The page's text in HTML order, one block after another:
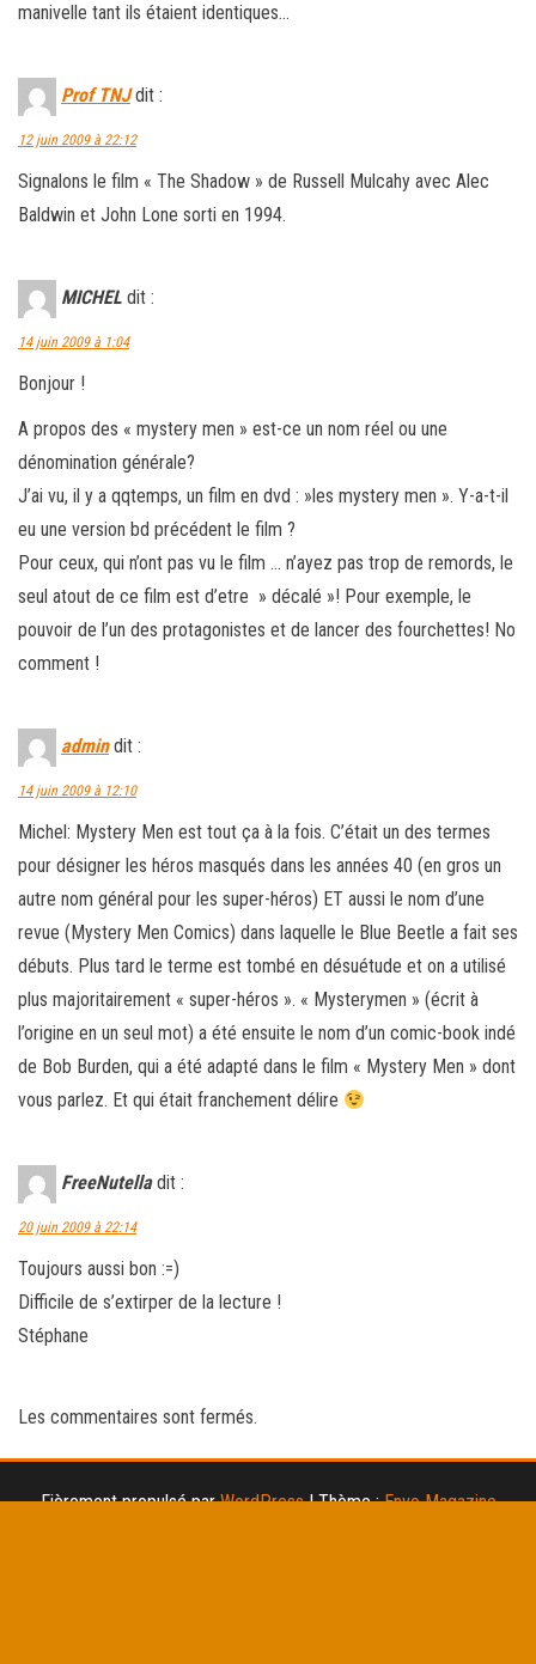
manivelle tant ils étaient identiques…
Prof TNJ dit :
12 juin 2009 à 22:12
Signalons le film « The Shadow » de Russell Mulcahy avec Alec
Baldwin et John Lone sorti en 1994.
MICHEL dit :
14 juin 2009 à 1:04
Bonjour !
A propos des « mystery men » est-ce un nom réel ou une
dénomination générale?
J’ai vu, il y a qqtemps, un film en dvd : »les mystery men ». Y-a-t-il
eu une version bd précédent le film ?
Pour ceux, qui n’ont pas vu le film … n’ayez pas trop de remords, le
seul atout de ce film est d’etre » décalé »! Pour exemple, le
pouvoir de l’un des protagonistes et de lancer des fourchettes! No
comment !
admin dit :
14 juin 2009 à 12:10
Michel: Mystery Men est tout ça à la fois. C’était un des termes
pour désigner les héros masqués dans les années 40 (en gros un
autre nom général pour les super-héros) ET aussi le nom d’une
revue (Mystery Men Comics) dans laquelle le Blue Beetle a fait ses
débuts. Plus tard le terme est tombé en désuétude et on a utilisé
plus majoritairement « super-héros ». « Mysterymen » (écrit à
l’origine en un seul mot) a été ensuite le nom d’un comic-book indé
de Bob Burden, qui a été adapté dans le film « Mystery Men » dont
vous parlez. Et qui était franchement délire
FreeNutella dit :
20 juin 2009 à 22:14
Toujours aussi bon :=)
Difficile de s’extirper de la lecture !
Stéphane
Les commentaires sont fermés.
Fièrement propulsé parWordPress |Thème :Envo Magazine